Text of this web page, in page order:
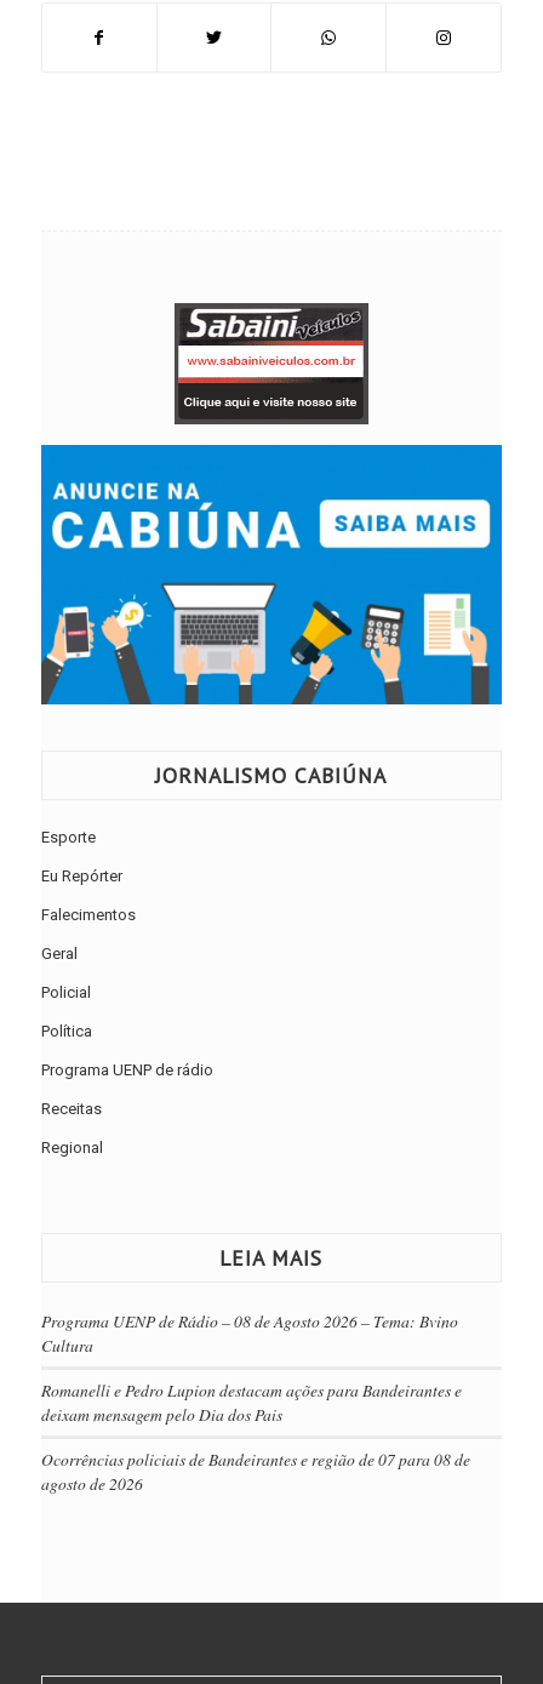
JORNALISMO CABIÚNA
Esporte
Eu Repórter
Falecimentos
Geral
Policial
Política
Programa UENP de rádio
Receitas
Regional
LEIA MAIS
Programa UENP de Rádio – 08 de Agosto 2026 – Tema: Bvino
Cultura
Romanelli e Pedro Lupion destacam ações para Bandeirantes e
deixam mensagem pelo Dia dos Pais
Ocorrências policiais de Bandeirantes e região de 07 para 08 de
agosto de 2026